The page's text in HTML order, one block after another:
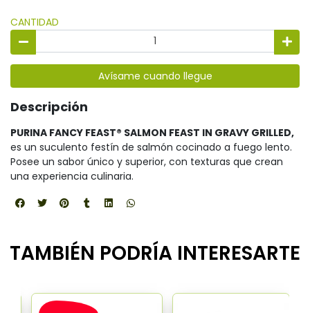
CANTIDAD
Avísame cuando llegue
Descripción
PURINA FANCY FEAST® SALMON FEAST IN GRAVY GRILLED,
es un suculento festín de salmón cocinado a fuego lento.
Posee un sabor único y superior, con texturas que crean
una experiencia culinaria.
TAMBIÉN PODRÍA INTERESARTE